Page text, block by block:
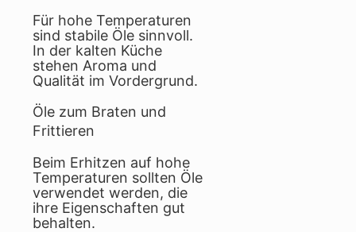
Für hohe Temperaturen
sind stabile Öle sinnvoll.
In der kalten Küche
stehen Aroma und
Qualität im Vordergrund.
Öle zum Braten und
Frittieren
Beim Erhitzen auf hohe
Temperaturen sollten Öle
verwendet werden, die
ihre Eigenschaften gut
behalten.